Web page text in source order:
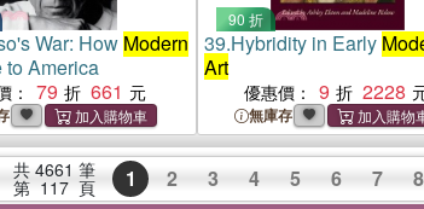
War: How Modern
America
： 79 661
90 折
39.Hybridity in Early
Art
優惠價： 9 2228
無庫存
共 4661 筆
第 117 頁 1 2 3 4 5 6 7 8